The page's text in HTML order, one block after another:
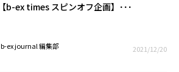
【b-ex times スピンオフ企画】･･･
b-ex journal 編集部 2021/12/20